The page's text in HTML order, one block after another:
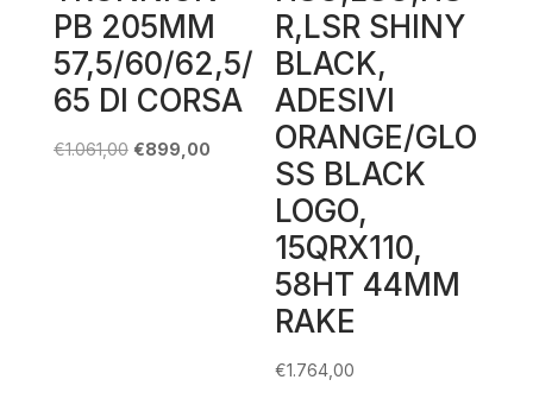
PB 205MM
57,5/60/62,5/
65 DI CORSA
€1.061,00 Il€899,00Il
€899,00.
R,LSR SHINY
BLACK,
ADESIVI
ORANGE/GLO
SS BLACK
LOGO,
15QRX110,
58HT 44MM
RAKE
€1.764,00